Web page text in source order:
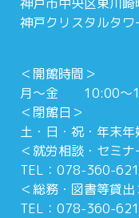
神戸クリスタルタ
＜開館時間＞
月～金 10:00～
＜閉館日＞
土・日・祝・年末年
＜就労相談・セミナ
TEL：078-360-
＜総務・図書等貸出
TEL：078-360-